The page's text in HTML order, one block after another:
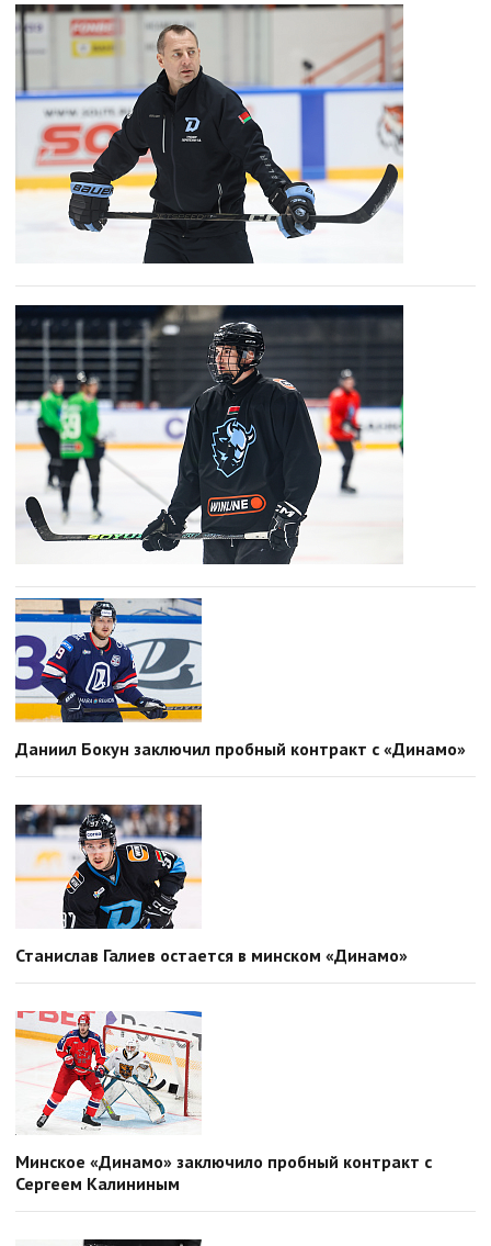
Даниил Бокун заключил пробный контракт с «Динамо»
Станислав Галиев остается в минском «Динамо»
Минское «Динамо» заключило пробный контракт с
Сергеем Калининым